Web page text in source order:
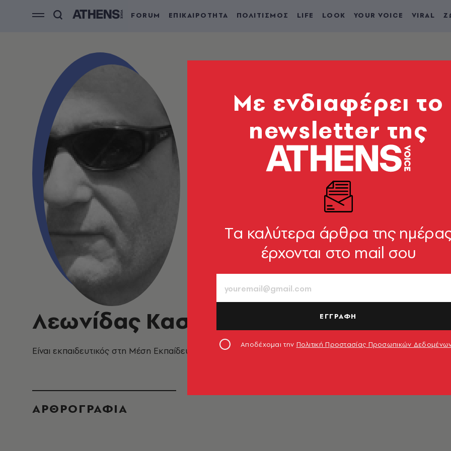
FORUM ΕΠΙΚΑΙΡΟΤΗΤΑ ΠΟΛΙΤΙΣΜΟΣ LIFE LOOK YOUR VOICE VIRAL
Λεωνίδας Καστανάς
Είναι εκπαιδευτικός στη Μέση Εκπαίδευση και ο διαχειριστής του blog «μη μαδάς τη μαργαρίτα».
ΑΡΘΡΟΓΡΑΦΙΑ
Mε ενδιαφέρει το
newsletter της
Tα καλύτερα άρθρα της
έρχονται στο mail σου
ΕΓΓΡΑΦΗ
Αποδέχομαι την Πολιτική Προστασίας Προσωπικών